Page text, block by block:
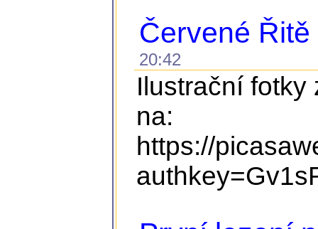
Červené
20:42
Ilustrační fotky
na:
https://